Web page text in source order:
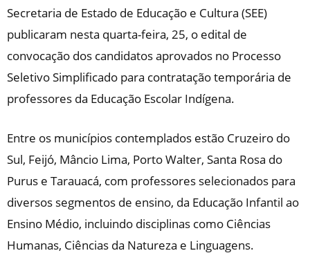
Secretaria de Estado de Educação e Cultura (SEE)
publicaram nesta quarta-feira, 25, o edital de
convocação dos candidatos aprovados no Processo
Seletivo Simplificado para contratação temporária de
professores da Educação Escolar Indígena.
Entre os municípios contemplados estão Cruzeiro do
Sul, Feijó, Mâncio Lima, Porto Walter, Santa Rosa do
Purus e Tarauacá, com professores selecionados para
diversos segmentos de ensino, da Educação Infantil ao
Ensino Médio, incluindo disciplinas como Ciências
Humanas, Ciências da Natureza e Linguagens.